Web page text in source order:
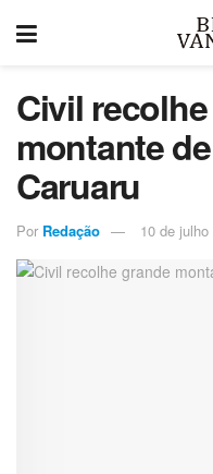
Civil
montante
Caruaru
Por Redação 10 de